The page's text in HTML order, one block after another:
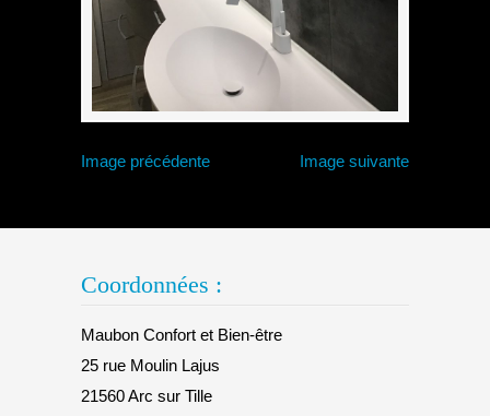
Image précédente Image suivante
Coordonnées :
Maubon Confort et Bien-être
25 rue Moulin Lajus
21560 Arc sur Tille